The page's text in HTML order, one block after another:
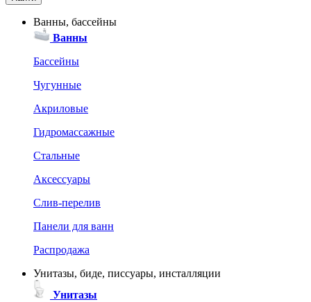
Ванны, бассейны
Ванны
Бассейны
Чугунные
Акриловые
Гидромассажные
Стальные
Аксессуары
Слив-перелив
Панели для ванн
Распродажа
Унитазы, биде, писсуары, инсталляции
Унитазы